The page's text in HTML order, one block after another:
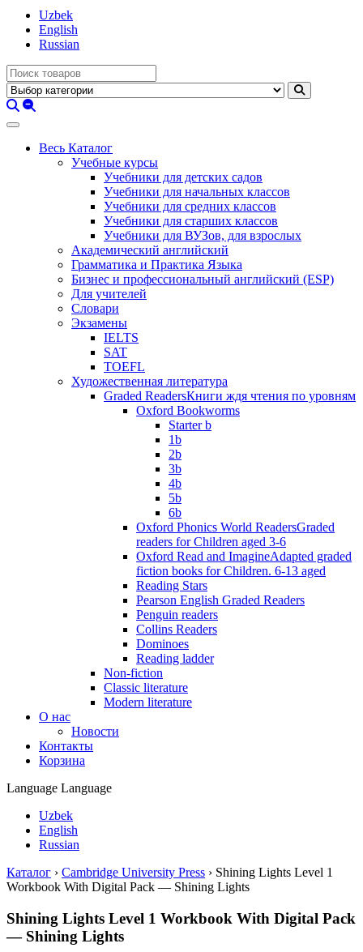
Uzbek
English
Russian
Весь Каталог
Учебные курсы
Учебники для детских садов
Учебники для начальных классов
Учебники для средних классов
Учебники для старших классов
Учебники для ВУЗов, для взрослых
Академический английский
Грамматика и Практика Языка
Бизнес и профессиональный английский (ESP)
Для учителей
Словари
Экзамены
IELTS
SAT
TOEFL
Художественная литература
Graded ReadersКниги ждя чтения по уровням
Oxford Bookworms
Starter b
1b
2b
3b
4b
5b
6b
Oxford Phonics World ReadersGraded
readers for Children aged 3-6
Oxford Read and ImagineAdapted graded
fiction books for Children. 6-13 aged
Reading Stars
Pearson English Graded Readers
Penguin readers
Collins Readers
Dominoes
Reading ladder
Non-fiction
Classic literature
Modern literature
О нас
Новости
Контакты
Корзина
Language Language
Uzbek
English
Russian
Каталог › Cambridge University Press › Shining Lights Level 1
Workbook With Digital Pack — Shining Lights
Shining Lights Level 1 Workbook With Digital Pack
— Shining Lights